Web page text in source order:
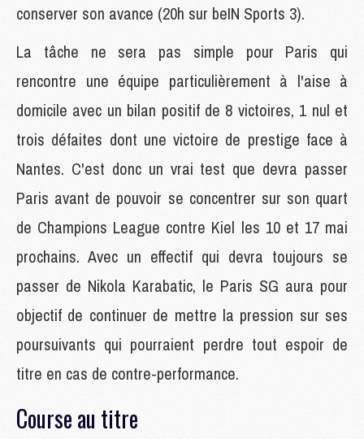
conserver son avance (20h sur beIN Sports 3).
La tâche ne sera pas simple pour Paris qui
rencontre une équipe particulièrement à l'aise à
domicile avec un bilan positif de 8 victoires, 1 nul et
trois défaites dont une victoire de prestige face à
Nantes. C'est donc un vrai test que devra passer
Paris avant de pouvoir se concentrer sur son quart
de Champions League contre Kiel les 10 et 17 mai
prochains. Avec un effectif qui devra toujours se
passer de Nikola Karabatic, le Paris SG aura pour
objectif de continuer de mettre la pression sur ses
poursuivants qui pourraient perdre tout espoir de
titre en cas de contre-performance.
Course au titre